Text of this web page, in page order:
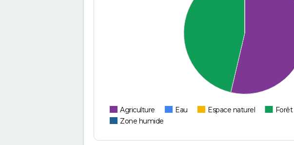
Agriculture Eau Espace naturel Forêt
Zone humide